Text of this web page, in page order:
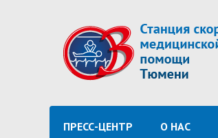
ПРЕСС-ЦЕНТР О НАС